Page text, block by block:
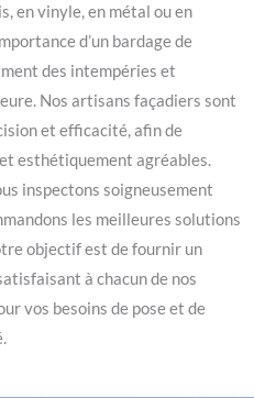
en vinyle, en métal ou en
d’un bardage de
des intempéries et
Nos artisans façadiers sont
et efficacité, afin de
esthétiquement agréables.
inspectons soigneusement
les meilleures solutions
objectif est de fournir un
à chacun de nos
vos besoins de pose et de